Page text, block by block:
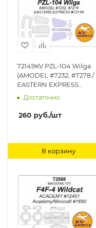
72149KV PZL-104 Wilga
(AMODEL #7232, #7278 /
EASTERN EXPRESS
#72148) + маски на диски
и колеса KV Models
Достаточно
260 руб./шт
В корзину